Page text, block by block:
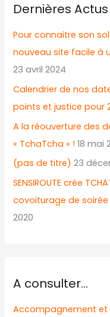
Dernières Actus
Pour connaitre son
nouveau site facile à
23 avril 2024
Calendrier de nos
points et justice pour
A la réouverture des
« TchaTcha » ! 18 mai
(pas de titre) 23
SENSIROUTE crée
covoiturage de
2020
A consulter…
Accompagnement et